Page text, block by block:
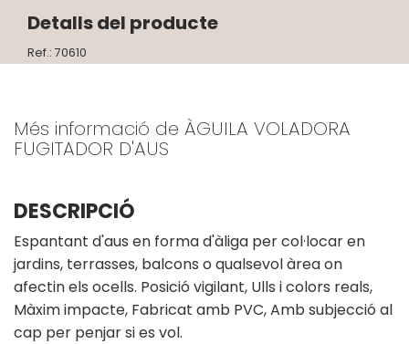
Detalls del producte
Ref.: 70610
Més informació de ÀGUILA VOLADORA
FUGITADOR D'AUS
DESCRIPCIÓ
Espantant d'aus en forma d'àliga per col·locar en
jardins, terrasses, balcons o qualsevol àrea on
afectin els ocells. Posició vigilant, Ulls i colors reals,
Màxim impacte, Fabricat amb PVC, Amb subjecció al
cap per penjar si es vol.